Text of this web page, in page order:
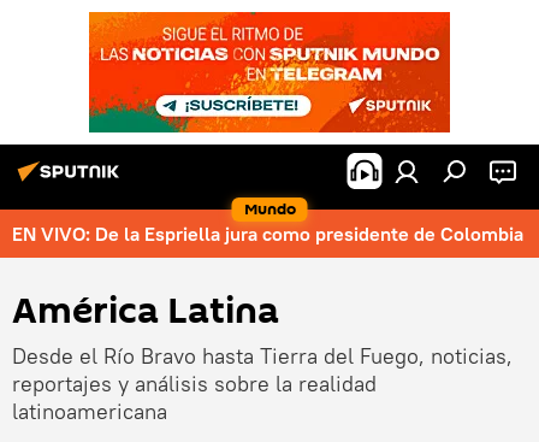
Mundo
EN VIVO: De la Espriella jura como presidente de Colombia
América Latina
Desde el Río Bravo hasta Tierra del Fuego, noticias,
reportajes y análisis sobre la realidad
latinoamericana